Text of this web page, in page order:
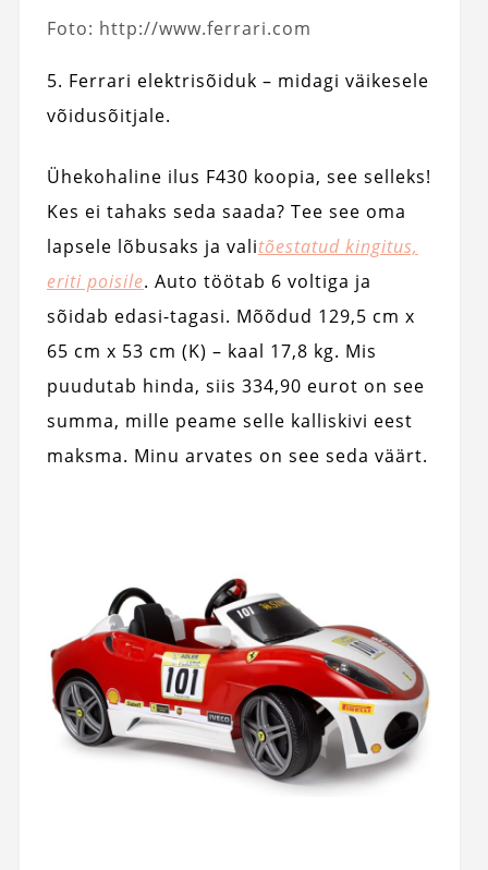
Foto: http://www.ferrari.com
5. Ferrari elektrisõiduk – midagi väikesele
võidusõitjale.
Ühekohaline ilus F430 koopia, see selleks!
Kes ei tahaks seda saada? Tee see oma
lapsele lõbusaks ja valitõestatud kingitus,
eriti poisile. Auto töötab 6 voltiga ja
sõidab edasi-tagasi. Mõõdud 129,5 cm x
65 cm x 53 cm (K) – kaal 17,8 kg. Mis
puudutab hinda, siis 334,90 eurot on see
summa, mille peame selle kalliskivi eest
maksma. Minu arvates on see seda väärt.